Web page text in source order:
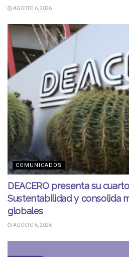
AGOSTO 6, 2026
COMUNICADOS
DEACERO presenta su
Sustentabilidad y consolida
globales
AGOSTO 6, 2026